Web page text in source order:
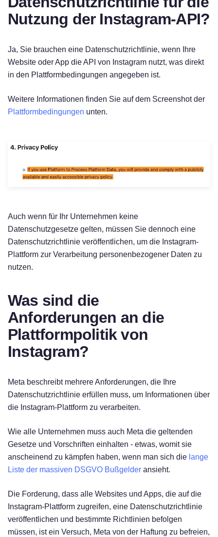
Nutzung der Instagram-API?
Ja, Sie brauchen eine Datenschutzrichtlinie, wenn Ihre
Website oder App die API von Instagram nutzt, was direkt
in den Plattformbedingungen angegeben ist.
Weitere Informationen finden Sie auf dem Screenshot der
Plattformbedingungen unten.
Auch wenn für Ihr Unternehmen keine
Datenschutzgesetze gelten, müssen Sie dennoch eine
Datenschutzrichtlinie veröffentlichen, um die Instagram-
Plattform zur Verarbeitung personenbezogener Daten zu
nutzen.
Was sind die
Anforderungen an die
Plattformpolitik von
Instagram?
Meta beschreibt mehrere Anforderungen, die Ihre
Datenschutzrichtlinie erfüllen muss, um Informationen über
die Instagram-Plattform zu verarbeiten.
Wie alle Unternehmen muss auch Meta die geltenden
Gesetze und Vorschriften einhalten - etwas, womit sie
anscheinend zu kämpfen haben, wenn man sich die lange
Liste der massiven DSGVO Bußgelder ansieht.
Die Forderung, dass alle Websites und Apps, die auf die
Instagram-Plattform zugreifen, eine Datenschutzrichtlinie
veröffentlichen und bestimmte Richtlinien befolgen
müssen, ist ein Versuch, Meta von der Haftung zu befreien,